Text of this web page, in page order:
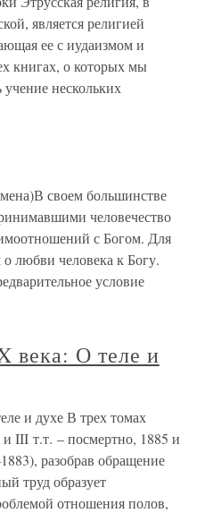
является религией
ее с иудаизмом и
книгах, о которых мы
учение нескольких
своем большинстве
человечество
с Богом. Для
любви человека к Богу.
условие
века: О теле и
и духе В трех томах
III т.т. – посмертно, 1885 и
разобрав обращение
труд образует
отношения полов,